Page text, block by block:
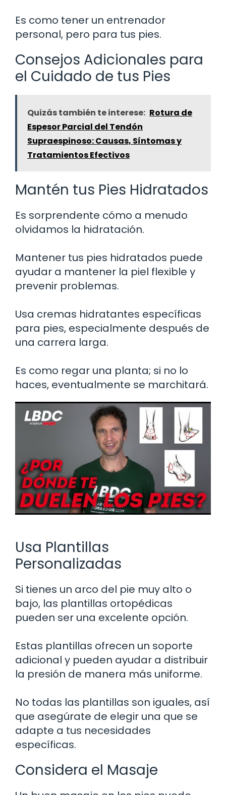
Es como tener un entrenador
personal, pero para tus pies.
Consejos Adicionales para
el Cuidado de tus Pies
Quizás también te interese: Rotura de
Espesor Parcial del Tendón
Supraespinoso: Causas, Síntomas y
Tratamientos Efectivos
Mantén tus Pies Hidratados
Es sorprendente cómo a menudo
olvidamos la hidratación.
Mantener tus pies hidratados puede
ayudar a mantener la piel flexible y
prevenir problemas.
Usa cremas hidratantes específicas
para pies, especialmente después de
una carrera larga.
Es como regar una planta; si no lo
haces, eventualmente se marchitará.
Usa Plantillas
Personalizadas
Si tienes un arco del pie muy alto o
bajo, las plantillas ortopédicas
pueden ser una excelente opción.
Estas plantillas ofrecen un soporte
adicional y pueden ayudar a distribuir
la presión de manera más uniforme.
No todas las plantillas son iguales, así
que asegúrate de elegir una que se
adapte a tus necesidades
específicas.
Considera el Masaje